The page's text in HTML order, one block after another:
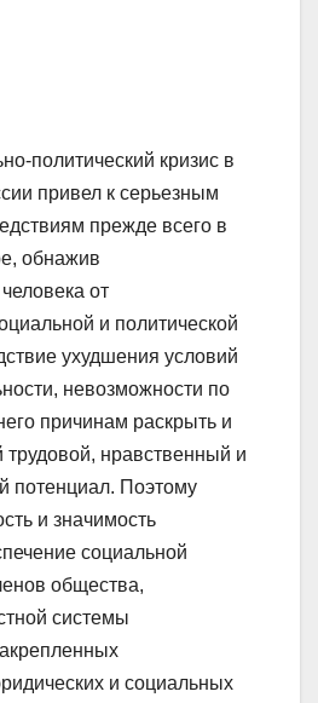
политический кризис в
привел к серьезным
прежде всего в
обнажив
от
и политической
ухудшения условий
невозможности по
причинам раскрыть и
трудовой, нравственный и
потенциал. Поэтому
и значимость
социальной
общества,
системы
и социальных